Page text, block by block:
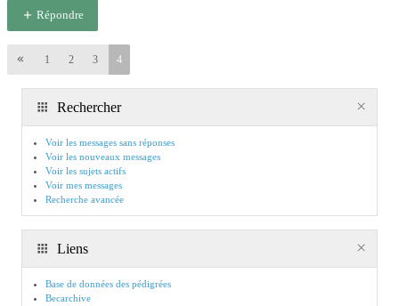
Répondre
1 2 3 4
Rechercher
Voir les messages sans réponses
Voir les nouveaux messages
Voir les sujets actifs
Voir mes messages
Recherche avancée
Liens
Base de données des pédigrées
Becarchive